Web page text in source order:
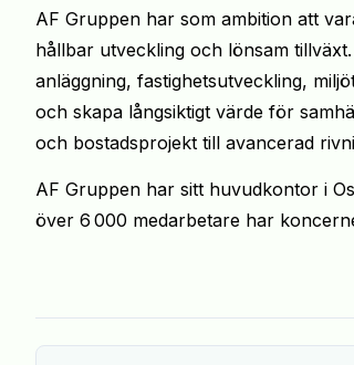
AF Gruppen har som ambition att
hållbar utveckling och lönsam
anläggning, fastighetsutveckling,
och skapa långsiktigt värde för
och bostadsprojekt till avancerad
AF Gruppen har sitt huvudkontor i
över 6 000 medarbetare har